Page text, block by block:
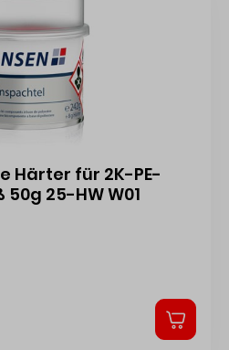
Härter für 2K-PE-
25-HW W01